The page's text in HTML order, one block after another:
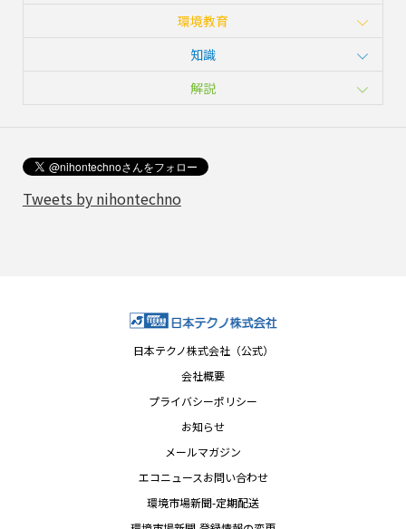
環境教育
知識
解説
Tweets by nihontechno
日本テクノ株式会社（公式）
会社概要
プライバシーポリシー
お知らせ
メールマガジン
エコニュースお問い合わせ
環境市場新聞-定期配送